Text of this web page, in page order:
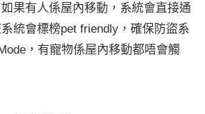
果有人係屋內移動，系統會直接通
統會標榜pet friendly，確保防盜系
，有寵物係屋內移動都唔會觸